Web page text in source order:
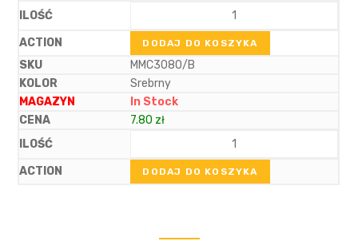
DODAJ DO KOSZYKA
MMC3080/B
Srebrny
In Stock
7.80 zł
DODAJ DO KOSZYKA